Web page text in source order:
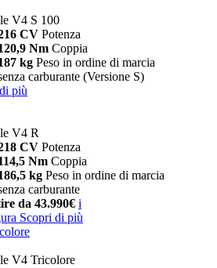
V4 S 100
CV Potenza
Nm Coppia
kg Peso in ordine di marcia
carburante (Versione S)
più
V4 R
CV Potenza
Nm Coppia
kg Peso in ordine di marcia
carburante
da 43.990€ i
Scopri di più
V4 Tricolore